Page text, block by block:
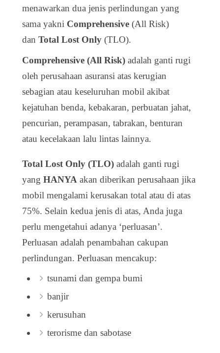
menawarkan dua jenis perlindungan yang
sama yakni Comprehensive (All Risk)
dan Total Lost Only (TLO).
Comprehensive (All Risk) adalah ganti rugi
oleh perusahaan asuransi atas kerugian
sebagian atau keseluruhan mobil akibat
kejatuhan benda, kebakaran, perbuatan jahat,
pencurian, perampasan, tabrakan, benturan
atau kecelakaan lalu lintas lainnya.
Total Lost Only (TLO) adalah ganti rugi
yang HANYA akan diberikan perusahaan jika
mobil mengalami kerusakan total atau di atas
75%. Selain kedua jenis di atas, Anda juga
perlu mengetahui adanya ‘perluasan’.
Perluasan adalah penambahan cakupan
perlindungan. Perluasan mencakup:
tsunami dan gempa bumi
banjir
kerusuhan
terorisme dan sabotase